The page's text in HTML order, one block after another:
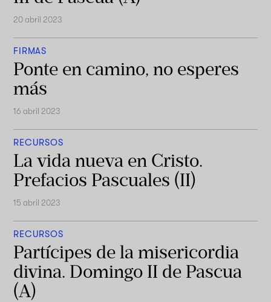
20 abril 2023
FIRMAS
Ponte en camino, no esperes
más
16 abril 2023
RECURSOS
La vida nueva en Cristo.
Prefacios Pascuales (II)
15 abril 2023
RECURSOS
Partícipes de la misericordia
divina. Domingo II de Pascua
(A)